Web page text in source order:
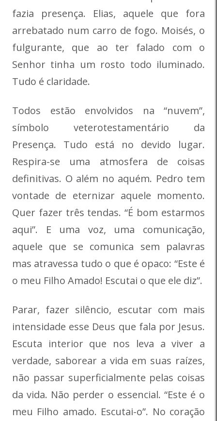
fazia presença. Elias, aquele que fora
arrebatado num carro de fogo. Moisés, o
fulgurante, que ao ter falado com o
Senhor tinha um rosto todo iluminado.
Tudo é claridade.
Todos estão envolvidos na “nuvem”,
símbolo veterotestamentário da
Presença. Tudo está no devido lugar.
Respira-se uma atmosfera de coisas
definitivas. O além no aquém. Pedro tem
vontade de eternizar aquele momento.
Quer fazer três tendas. “É bom estarmos
aqui”. E uma voz, uma comunicação,
aquele que se comunica sem palavras
mas atravessa tudo o que é opaco: “Este é
o meu Filho Amado! Escutai o que ele diz”.
Parar, fazer silêncio, escutar com mais
intensidade esse Deus que fala por Jesus.
Escuta interior que nos leva a viver a
verdade, saborear a vida em suas raízes,
não passar superficialmente pelas coisas
da vida. Não perder o essencial. “Este é o
meu Filho amado. Escutai-o”. No coração